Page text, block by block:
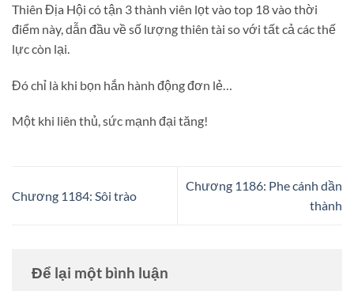
Thiên Địa Hội có tận 3 thành viên lọt vào top 18 vào thời
điểm này, dẫn đầu về số lượng thiên tài so với tất cả các thế
lực còn lại.
Đó chỉ là khi bọn hắn hành động đơn lẻ…
Một khi liên thủ, sức mạnh đại tăng!
Chương 1184: Sôi trào
Chương 1186: Phe cánh dần
thành
Để lại một bình luận